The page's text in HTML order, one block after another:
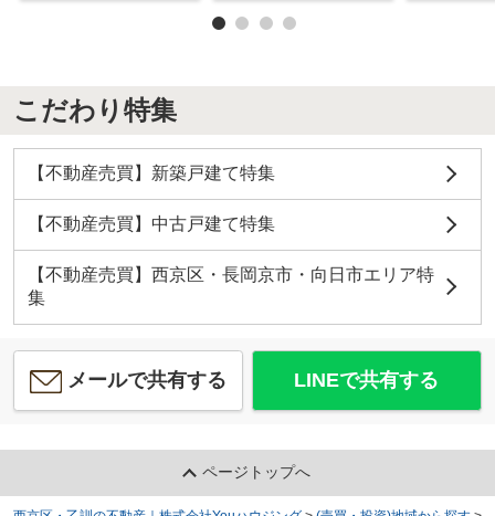
こだわり特集
【不動産売買】新築戸建て特集
【不動産売買】中古戸建て特集
【不動産売買】西京区・長岡京市・向日市エリア特
集
メールで共有する LINEで共有する
ページトップへ